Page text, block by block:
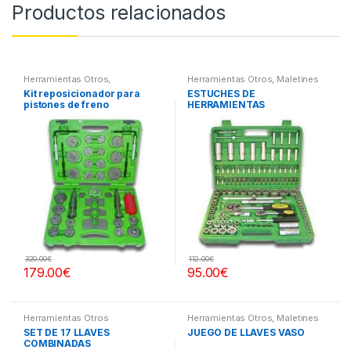
Productos relacionados
Herramientas Otros,
Herramientas Frenos y
Refrigeración
Kit reposicionador para
pistones de freno
179.00€
320.00€
Herramientas Otros, Maletines
Herramientas, Extractores,
Compresímetros, otros
ESTUCHES DE
HERRAMIENTAS
95.00€
112.00€
Herramientas Otros
SET DE 17 LLAVES
COMBINADAS
Herramientas Otros, Maletines
Herramientas, Extractores,
Compresímetros, otros
JUEGO DE LLAVES VASO